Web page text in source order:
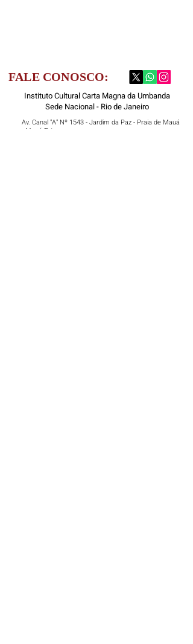
FALE CONOSCO:
Instituto Cultural Carta Magna da Umbanda
Sede Nacional - Rio de Janeiro
Av. Canal "A" Nº 1543 - Jardim da Paz - Praia de Mauá
- Magé/RJ